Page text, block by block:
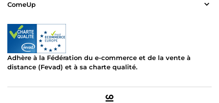
ComeUp
Adhère à la Fédération du e-commerce et de la vente à
distance (Fevad) et à sa charte qualité.